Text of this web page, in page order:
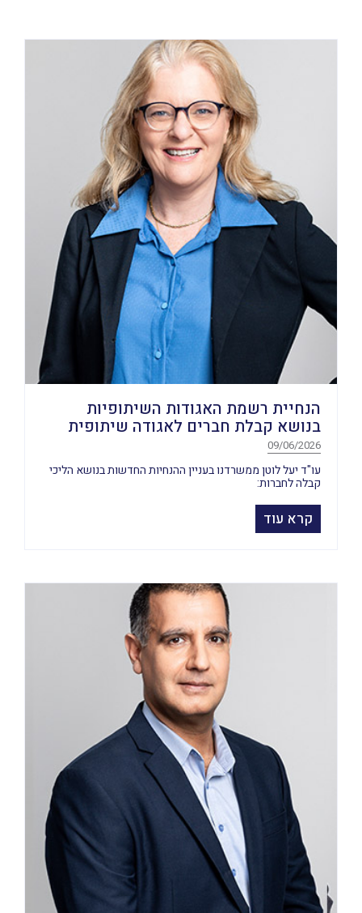
הנחיית רשמת האגודות השיתופיות
בנושא קבלת חברים לאגודה שיתופית
09/06/2026
עו"ד יעל לוטן ממשרדנו בעניין ההנחיות החדשות בנושא הליכי
קבלה לחברות:
קרא עוד